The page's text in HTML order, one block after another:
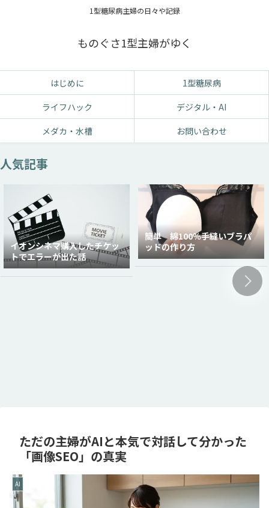
1型糖尿病主婦の日々や記録
ものぐさ1型主婦がゆく
はじめに
1型糖尿病
ライフハック
デジタル・AI
メダカ・水槽
お問い合わせ
人気記事
イオンシネマ購入したチケッ
トでエラーが出た話
簡単 綿100％手縫いブラパ
ッドの作り方
ただの主婦がAIと本気で対話して分かった
「画像SEO」の真実
AI